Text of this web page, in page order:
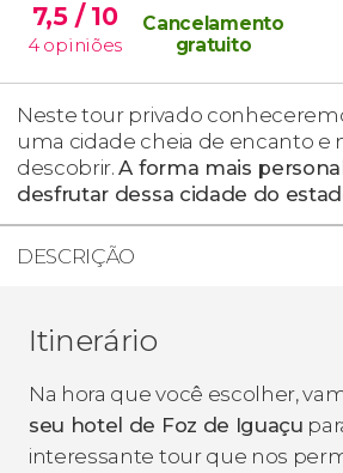
7,5 / 10
4 opiniões
Cancelamento
gratuito
Neste tour privado
uma cidade cheia de encanto e
descobrir.A forma mais
desfrutar dessa cidade do
DESCRIÇÃO
Itinerário
Na hora que você escolher,
seu hotel de Foz de Iguaçu
interessante tour que nos